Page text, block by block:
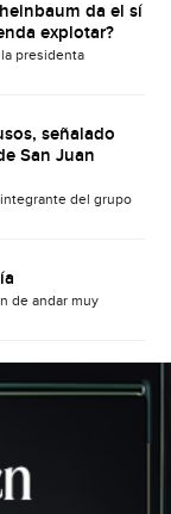
da el sí
explotar?
presidenta
señalado
San Juan
integrante del grupo
de andar muy